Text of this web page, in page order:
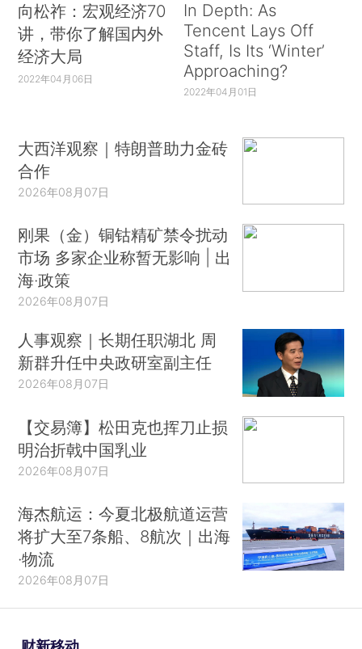
向松祚：宏观经济70
讲，带你了解国内外
经济大局
2022年04月06日
In Depth: As
Tencent Lays Off
Staff, Is Its ‘Winter’
Approaching?
2022年04月01日
大西洋观察｜特朗普助力金砖
合作
2026年08月07日
刚果（金）铜钴精矿禁令扰动
市场 多家企业称暂无影响 | 出
海·政策
2026年08月07日
人事观察｜长期任职湖北 周
新群升任中央政研室副主任
2026年08月07日
【交易簿】松田克也挥刀止损
明治折戟中国乳业
2026年08月07日
海杰航运：今夏北极航道运营
将扩大至7条船、8航次｜出海
·物流
2026年08月07日